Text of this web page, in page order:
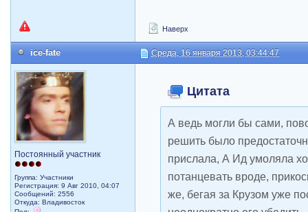
Наверх
ice-fate Среда, 16 января 2013, 03:44:47
Постоянный участник
Группа: Участники
Регистрация: 9 Авг 2010, 04:07
Сообщений: 2556
Откуда: Владивосток
Цитата
А ведь могли бы сами,
решить было
прислала, А Ид умоляла
потанцевать вроде,
же, бегая за Крузом уже